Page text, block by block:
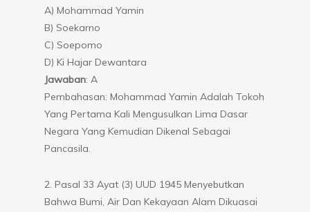
A) Mohammad Yamin
B) Soekarno
C) Soepomo
D) Ki Hajar Dewantara
Jawaban: A
Pembahasan: Mohammad Yamin Adalah Tokoh
Yang Pertama Kali Mengusulkan Lima Dasar
Negara Yang Kemudian Dikenal Sebagai
Pancasila.
2. Pasal 33 Ayat (3) UUD 1945 Menyebutkan
Bahwa Bumi, Air Dan Kekayaan Alam Dikuasai